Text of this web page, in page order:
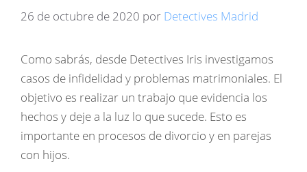
26 de octubre de 2020 por Detectives Madrid
Como sabrás, desde Detectives Iris investigamos
casos de infidelidad y problemas matrimoniales. El
objetivo es realizar un trabajo que evidencia los
hechos y deje a la luz lo que sucede. Esto es
importante en procesos de divorcio y en parejas
con hijos.